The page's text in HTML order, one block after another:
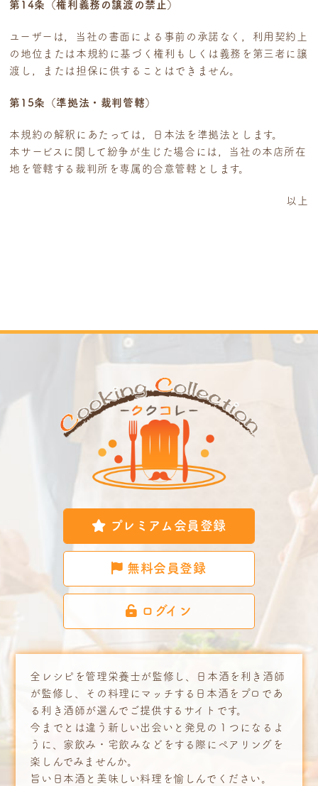
第14条（権利義務の譲渡の禁止）
ユーザーは，当社の書面による事前の承諾なく，利用契約上
の地位または本規約に基づく権利もしくは義務を第三者に譲
渡し，または担保に供することはできません。
第15条（準拠法・裁判管轄）
本規約の解釈にあたっては，日本法を準拠法とします。
本サービスに関して紛争が生じた場合には，当社の本店所在
地を管轄する裁判所を専属的合意管轄とします。
以上
プレミアム会員登録
無料会員登録
ログイン
全レシピを管理栄養士が監修し、日本酒を利き酒師
が監修し、その料理にマッチする日本酒をプロであ
る利き酒師が選んでご提供するサイトです。
今までとは違う新しい出会いと発見の１つになるよ
うに、家飲み・宅飲みなどをする際にペアリングを
楽しんでみませんか。
旨い日本酒と美味しい料理を愉しんでください。